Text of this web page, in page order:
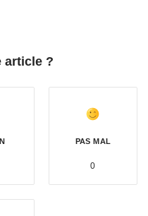
article ?
PAS MAL
0